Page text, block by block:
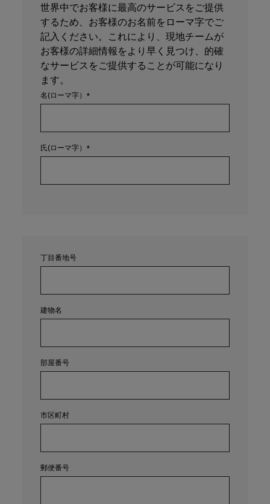
世界中でお客様に最高のサービスをご提供
するため、お客様のお名前をローマ字でご
記入ください。これにより、現地チームが
お客様の詳細情報をより早く見つけ、的確
なサービスをご提供することが可能になり
ます。
名(ローマ字）
氏(ローマ字）
丁目番地号
建物名
部屋番号
市区町村
郵便番号